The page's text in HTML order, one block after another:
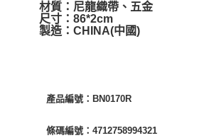
材質：尼龍織帶、五金
尺寸：86*2cm
製造：CHINA(中國)
產品編號：BN0170R
條碼編號：4712758994321